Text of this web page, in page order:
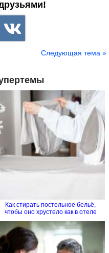
Следующая тема »
Как стирать постельное бельё,
чтобы оно хрустело как в отеле